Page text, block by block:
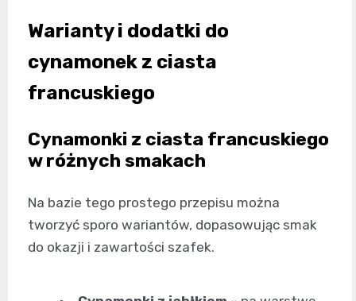
Warianty i dodatki do
cynamonek z ciasta
francuskiego
Cynamonki z ciasta francuskiego
w różnych smakach
Na bazie tego prostego przepisu można
tworzyć sporo wariantów, dopasowując smak
do okazji i zawartości szafek.